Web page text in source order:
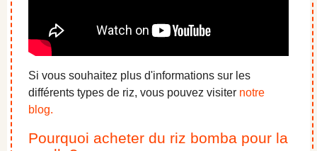
Si vous souhaitez plus d'informations sur les
différents types de riz, vous pouvez visiter notre
blog.
Pourquoi acheter du riz bomba pour la